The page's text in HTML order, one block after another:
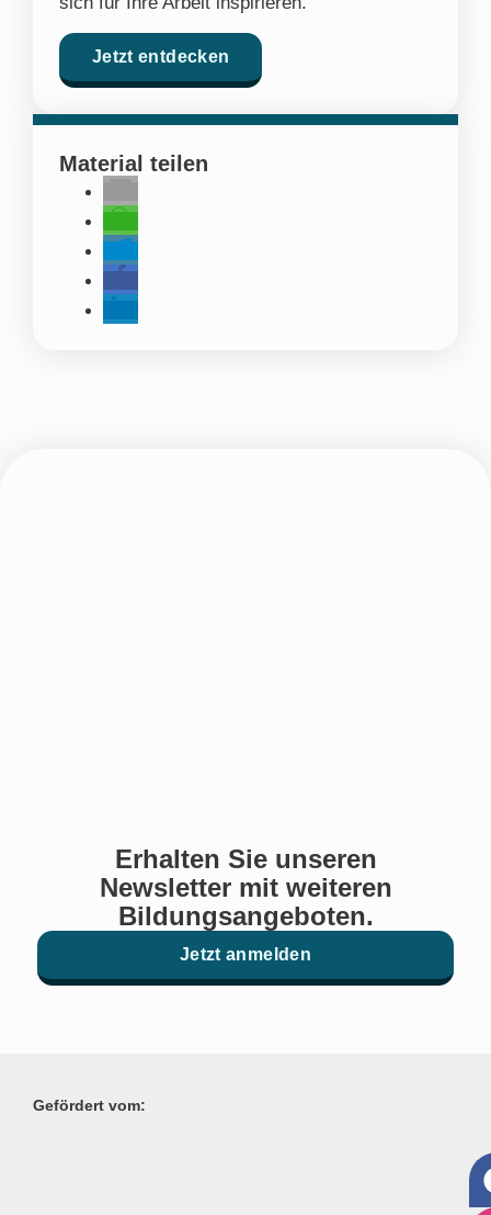
Jetzt entdecken
Material teilen
Erhalten Sie unseren
Newsletter mit weiteren
Bildungsangeboten.
Jetzt anmelden
Gefördert vom: